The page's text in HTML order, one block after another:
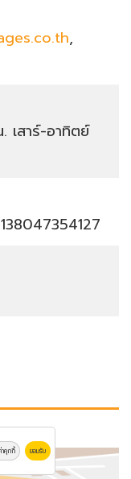
,
เสาร์-อาทิตย์
คุกกี้ ยอมรับ